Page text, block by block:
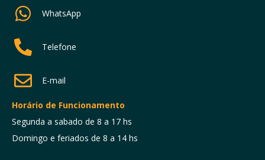
WhatsApp
Telefone
E-mail
Horário de Funcionamento
Segunda a sabado de 8 a 17 hs
Domingo e feriados de 8 a 14 hs